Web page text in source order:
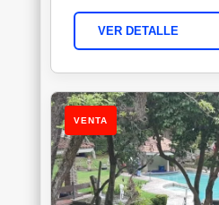
VER DETALLE
VENTA